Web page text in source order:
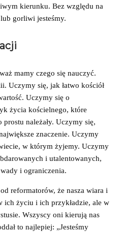
kierunku. Bez względu na
gorliwi jesteśmy.
mamy czego się nauczyć.
Uczymy się, jak łatwo kościół
Uczymy się o
życia kościelnego, które
należały. Uczymy się,
znaczenie. Uczymy
w którym żyjemy. Uczymy
i utalentowanych,
i ograniczenia.
reformatorów, że nasza wiara i
ich życiu i ich przykładzie, ale w
Wszyscy oni kierują nas
to najlepiej: „Jesteśmy